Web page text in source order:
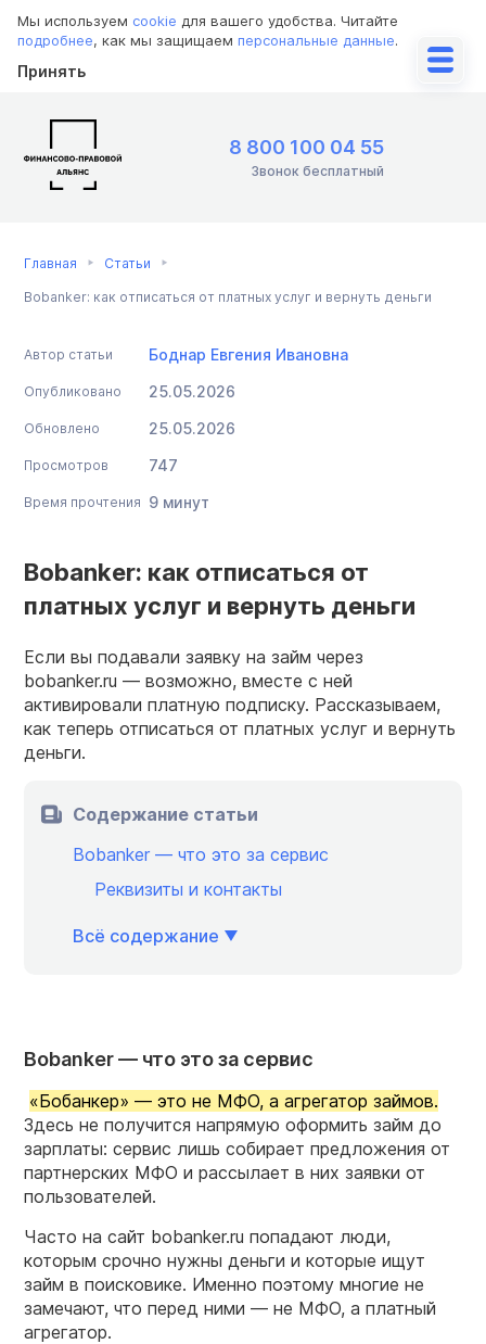
Мы используем cookie для вашего удобства. Читайте
подробнее, как мы защищаем персональные данные.
Принять
8 800 100 04 55
Звонок бесплатный
Главная Статьи
Bobanker: как отписаться от платных услуг и вернуть деньги
Автор статьи Боднар Евгения Ивановна
Опубликовано 25.05.2026
Обновлено 25.05.2026
Просмотров 747
Время прочтения 9 минут
Bobanker: как отписаться от
платных услуг и вернуть деньги
Если вы подавали заявку на займ через
bobanker.ru — возможно, вместе с ней
активировали платную подписку. Рассказываем,
как теперь отписаться от платных услуг и вернуть
деньги.
Содержание статьи
Bobanker — что это за сервис
Реквизиты и контакты
Всё содержание
Bobanker — что это за сервис
«Бобанкер» — это не МФО, а агрегатор займов.
Здесь не получится напрямую оформить займ до
зарплаты: сервис лишь собирает предложения от
партнерских МФО и рассылает в них заявки от
пользователей.
Часто на сайт bobanker.ru попадают люди,
которым срочно нужны деньги и которые ищут
займ в поисковике. Именно поэтому многие не
замечают, что перед ними — не МФО, а платный
агрегатор.